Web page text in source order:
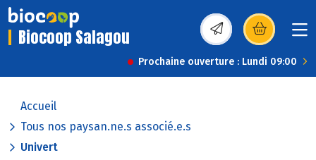
Biocoop Salagou (s’ouvre dans une
Prochaine ouverture : Lundi 09:00
Accueil
Tous nos paysan.ne.s associé.e.s
Univert